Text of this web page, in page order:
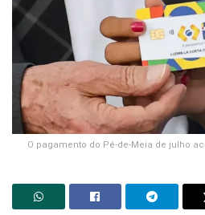
O pagamento do Pé-de-Meia de julho